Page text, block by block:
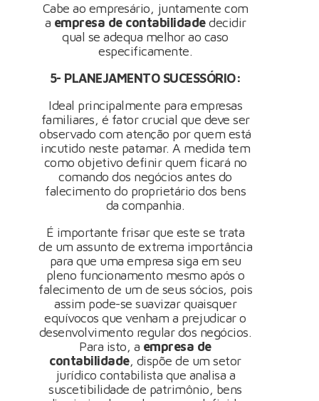
Cabe ao empresário, juntamente com
a empresa de contabilidadedecidir
qual se adequa melhor ao caso
especificamente.
5- PLANEJAMENTO SUCESSÓRIO:
Ideal principalmente para empresas
familiares, é fator crucial que deve ser
observado com atenção por quem está
incutido neste patamar. A medida tem
como objetivo definir quem ficará no
comando dos negócios antes do
falecimento do proprietário dos bens
da companhia.
É importante frisar que este se trata
de um assunto de extrema importância
para que uma empresa siga em seu
pleno funcionamento mesmo após o
falecimento de um de seus sócios, pois
assim pode-se suavizar quaisquer
equívocos que venham a prejudicar o
desenvolvimento regular dos negócios.
Para isto, a empresa de
contabilidade, dispõe de um setor
jurídico contabilista que analisa a
suscetibilidade de patrimônio, bens